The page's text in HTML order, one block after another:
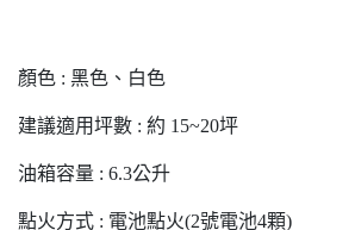
顏色 : 黑色、白色
建議適用坪數 : 約 15~20坪
油箱容量 : 6.3公升
點火方式 : 電池點火(2號電池4顆)